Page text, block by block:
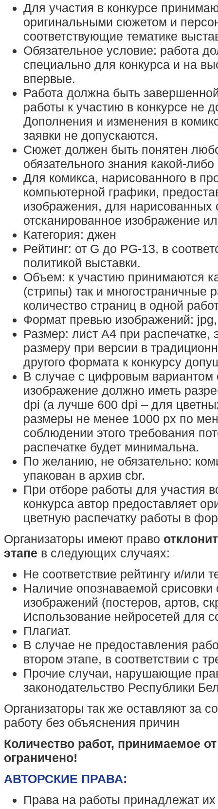
Для участия в конкурсе
оригинальными сюжетом и
соответствующие тематике
Обязательное условие: работа
специально для конкурса и на
впервые.
Работа должна быть
работы к участию в конкурсе не
Дополнения и изменения в
заявки не допускаются.
Сюжет должен быть понятен
обязательного знания какой-
Для комикса, нарисованного в
компьютерной графики,
изображения, для нарисованных
отсканированное изображение
Категория: джен
Рейтинг: от G до PG-13, в
политикой выставки.
Объем: к участию принимаются
(стрипы) так и многостраничные
количество страниц в одной
Формат превью изображений:
Размер: лист А4 при распечатке,
размеру при версии в
другого формата к конкурсу
В случае с цифровым вариантом
изображение должно иметь
dpi (а лучше 600 dpi – для
размеры не менее 1000 px по
соблюдении этого требования
распечатке будет минимальна.
По желанию, не обязательно:
упакован в архив cbr.
При отборе работы для участия
конкурса автор предоставляет
цветную распечатку работы в
Организаторы имеют право
этапе в следующих случаях:
Не соответствие рейтингу и/или
Наличие опознаваемой
изображений (постеров, артов,
Использование нейросетей для
Плагиат.
В случае не предоставления
втором этапе, в соответствии с
Прочие случаи, нарушающие
законодательство Республики
Организаторы так же оставляют за
работу без объяснения причин
Количество работ, принимаемое
ограничено!
АВТОРСКИЕ ПРАВА:
Права на работы принадлежат